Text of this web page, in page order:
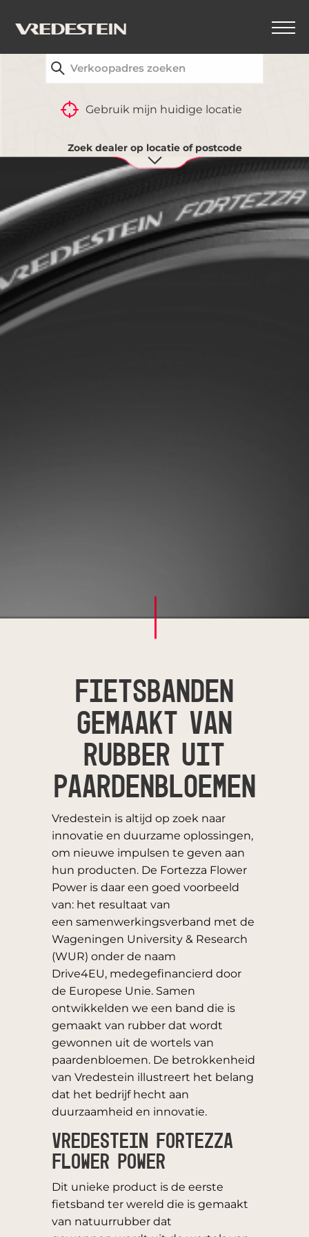
Gebruik mijn huidige locatie
Zoek dealer op locatie of postcode
Fietsbanden
gemaakt van
rubber uit
paardenbloemen
Vredestein is altijd op zoek naar
innovatie en duurzame oplossingen,
om nieuwe impulsen te geven aan
hun producten. De Fortezza Flower
Power is daar een goed voorbeeld
van: het resultaat van
een samenwerkingsverband met de
Wageningen University & Research
(WUR) onder de naam
Drive4EU, medegefinancierd door
de Europese Unie. Samen
ontwikkelden we een band die is
gemaakt van rubber dat wordt
gewonnen uit de wortels van
paardenbloemen. De betrokkenheid
van Vredestein illustreert het belang
dat het bedrijf hecht aan
duurzaamheid en innovatie.
Vredestein Fortezza
Flower Power
Dit unieke product is de eerste
fietsband ter wereld die is gemaakt
van natuurrubber dat